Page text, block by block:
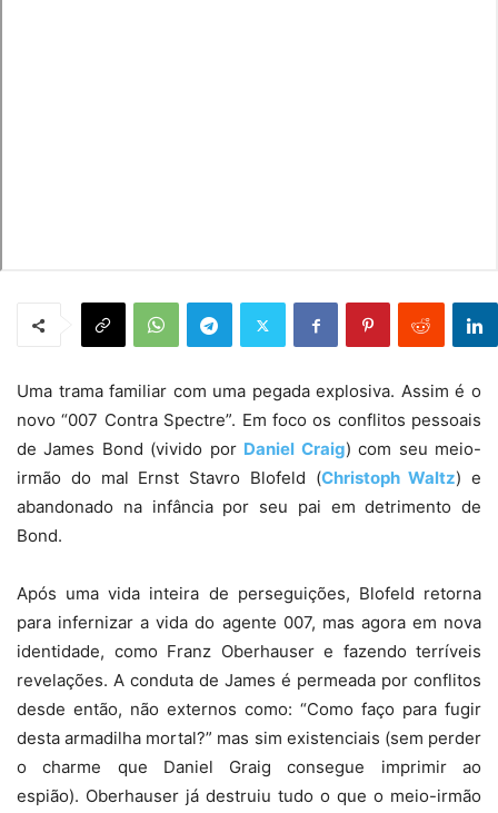
Uma trama familiar com uma pegada explosiva. Assim é o
novo “007 Contra Spectre”. Em foco os conflitos pessoais
de James Bond (vivido por Daniel Craig) com seu meio-
irmão do mal Ernst Stavro Blofeld (Christoph Waltz) e
abandonado na infância por seu pai em detrimento de
Bond.
Após uma vida inteira de perseguições, Blofeld retorna
para infernizar a vida do agente 007, mas agora em nova
identidade, como Franz Oberhauser e fazendo terríveis
revelações. A conduta de James é permeada por conflitos
desde então, não externos como: “Como faço para fugir
desta armadilha mortal?” mas sim existenciais (sem perder
o charme que Daniel Graig consegue imprimir ao
espião). Oberhauser já destruiu tudo o que o meio-irmão